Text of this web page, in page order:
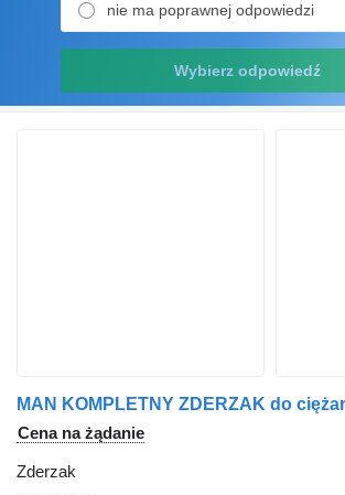
nie ma poprawnej odpowiedzi
Wybierz odpowiedź
Cena na żądanie
Zderzak